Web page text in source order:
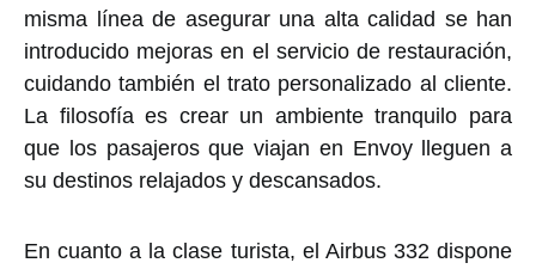
misma línea de asegurar una alta calidad se han
introducido mejoras en el servicio de restauración,
cuidando también el trato personalizado al cliente.
La filosofía es crear un ambiente tranquilo para
que los pasajeros que viajan en Envoy lleguen a
su destinos relajados y descansados.
En cuanto a la clase turista, el Airbus 332 dispone